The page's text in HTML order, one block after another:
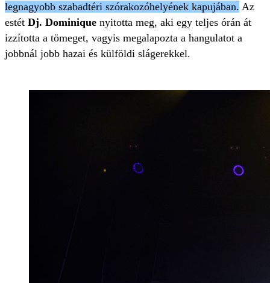
legnagyobb szabadtéri szórakozóhelyének kapujában. Az
estét Dj. Dominique nyitotta meg, aki egy teljes órán át
izzította a tömeget, vagyis megalapozta a hangulatot a
jobbnál jobb hazai és külföldi slágerekkel.